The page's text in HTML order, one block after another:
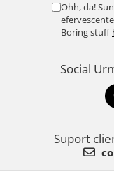
Ohh, da!
Boring stuff
Social
Suport